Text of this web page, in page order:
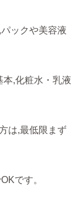
ックや美容液
,化粧水・乳液
は,最低限まず
です。